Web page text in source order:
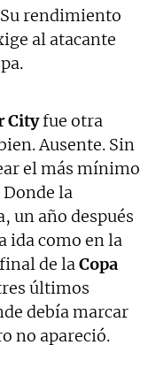
rendimiento
al atacante
Cityfue otra
Ausente. Sin
el más mínimo
la
un año después
ida como en la
de laCopa
últimos
debía marcar
no apareció.